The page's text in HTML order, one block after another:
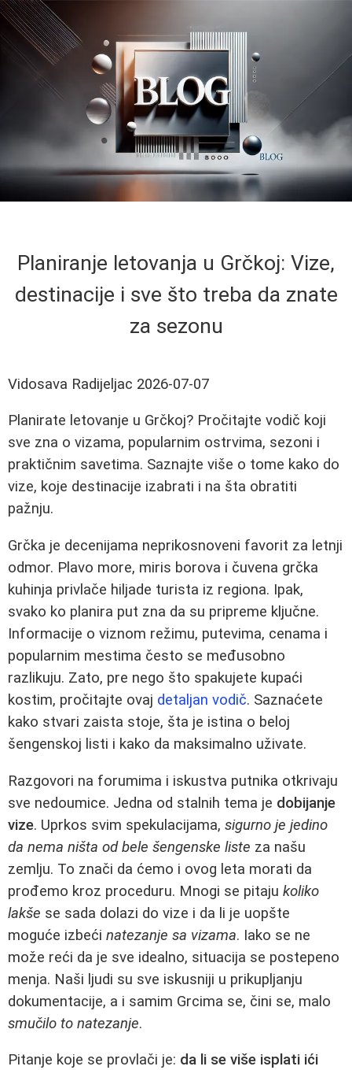
Planiranje letovanja u Grčkoj: Vize,
destinacije i sve što treba da znate
za sezonu
Vidosava Radijeljac 2026-07-07
Planirate letovanje u Grčkoj? Pročitajte vodič koji
sve zna o vizama, popularnim ostrvima, sezoni i
praktičnim savetima. Saznajte više o tome kako do
vize, koje destinacije izabrati i na šta obratiti
pažnju.
Grčka je decenijama neprikosnoveni favorit za letnji
odmor. Plavo more, miris borova i čuvena grčka
kuhinja privlače hiljade turista iz regiona. Ipak,
svako ko planira put zna da su pripreme ključne.
Informacije o viznom režimu, putevima, cenama i
popularnim mestima često se međusobno
razlikuju. Zato, pre nego što spakujete kupaći
kostim, pročitajte ovaj detaljan vodič. Saznaćete
kako stvari zaista stoje, šta je istina o beloj
šengenskoj listi i kako da maksimalno uživate.
Razgovori na forumima i iskustva putnika otkrivaju
sve nedoumice. Jedna od stalnih tema je dobijanje
vize. Uprkos svim spekulacijama, sigurno je jedino
da nema ništa od bele šengenske liste za našu
zemlju. To znači da ćemo i ovog leta morati da
prođemo kroz proceduru. Mnogi se pitaju koliko
lakše se sada dolazi do vize i da li je uopšte
moguće izbeći natezanje sa vizama. Iako se ne
može reći da je sve idealno, situacija se postepeno
menja. Naši ljudi su sve iskusniji u prikupljanju
dokumentacije, a i samim Grcima se, čini se, malo
smučilo to natezanje.
Pitanje koje se provlači je: da li se više isplati ići